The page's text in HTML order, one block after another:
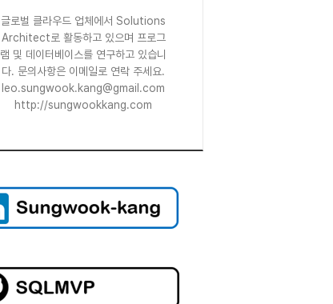
글로벌 클라우드 업체에서 Solutions
Architect로 활동하고 있으며 프로그
램 및 데이터베이스를 연구하고 있습니
다. 문의사항은 이메일로 연락 주세요.
leo.sungwook.kang@gmail.com
http://sungwookkang.com